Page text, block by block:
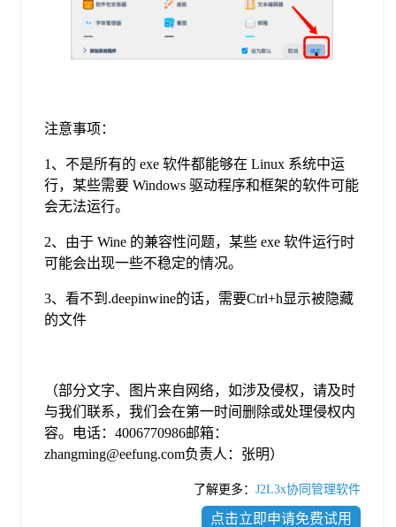
注意事项：
1、不是所有的 exe 软件都能够在 Linux 系统中运
行，某些需要 Windows 驱动程序和框架的软件可能
会无法运行。
2、由于 Wine 的兼容性问题，某些 exe 软件运行时
可能会出现一些不稳定的情况。
3、看不到.deepinwine的话，需要Ctrl+h显示被隐藏
的文件
（部分文字、图片来自网络，如涉及侵权，请及时
与我们联系，我们会在第一时间删除或处理侵权内
容。电话：4006770986邮箱：
zhangming@eefung.com负责人：张明）
了解更多： J2L3x协同管理软件
点击立即申请免费试用